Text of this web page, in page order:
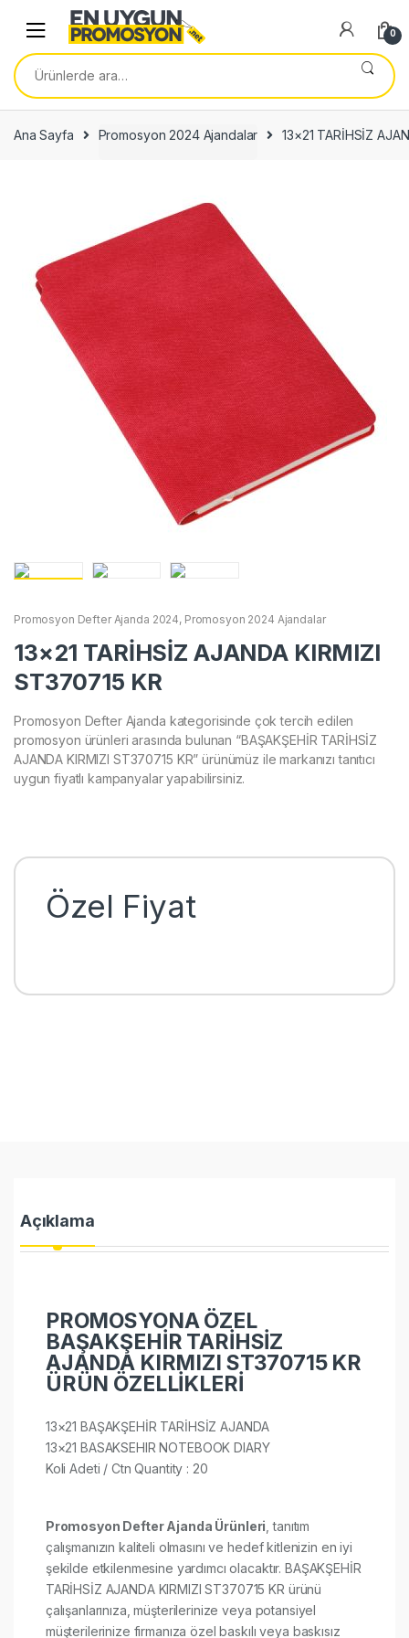
navigation
content
0
Ara:
Ana Sayfa Promosyon 2024 Ajandalar 13×21 TARİHSİZ
Promosyon Defter Ajanda 2024, Promosyon 2024 Ajandalar
13×21 TARİHSİZ AJANDA KIRMIZI
ST370715 KR
Promosyon Defter Ajanda kategorisinde çok tercih edilen
promosyon ürünleri arasında bulunan “BAŞAKŞEHİR TARİHSİZ
AJANDA KIRMIZI ST370715 KR” ürünümüz ile markanızı tanıtıcı
uygun fiyatlı kampanyalar yapabilirsiniz.
Özel Fiyat
Açıklama
PROMOSYONA ÖZEL
BAŞAKŞEHİR TARİHSİZ
AJANDA KIRMIZI ST370715 KR
ÜRÜN ÖZELLİKLERİ
13×21 BAŞAKŞEHİR TARİHSİZ AJANDA
13×21 BASAKSEHIR NOTEBOOK DIARY
Koli Adeti / Ctn Quantity : 20​​​​​​​
Promosyon Defter Ajanda Ürünleri , tanıtım
çalışmanızın kaliteli olmasını ve hedef kitlenizin en iyi
şekilde etkilenmesine yardımcı olacaktır. BAŞAKŞEHİR
TARİHSİZ AJANDA KIRMIZI ST370715 KR ürünü
çalışanlarınıza, müşterilerinize veya potansiyel
müşterilerinize firmanıza özel baskılı veya baskısız